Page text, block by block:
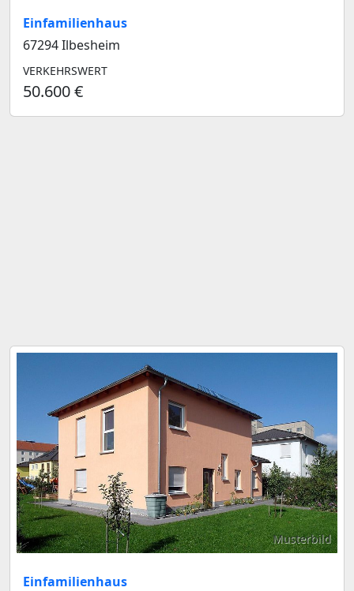
Einfamilienhaus
67294 Ilbesheim
VERKEHRSWERT
50.600 €
Musterbild
Einfamilienhaus